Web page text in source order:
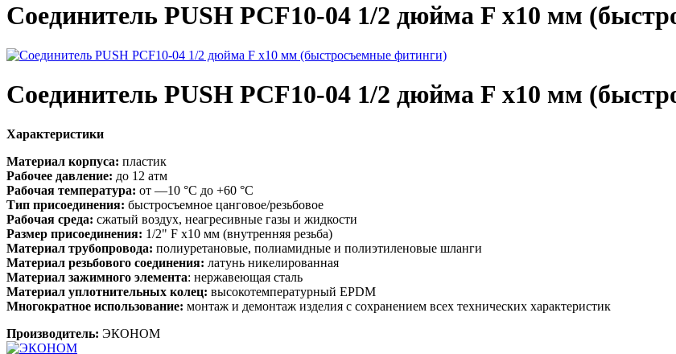
Соединитель PUSH PCF10-04 1/2 дюйма F x10 мм
Соединитель PUSH PCF10-04 1/2 дюйма F x10 мм
Характеристики
Материал корпуса: пластик
Рабочее давление: до 12 атм
Рабочая температура: от —10 °С до +60 °С
Тип присоединения: быстросъемное цанговое/резьбовое
Рабочая среда: сжатый воздух, неагресивные газы и жидкости
Размер присоединения: 1/2" F x10 мм (внутренняя резьба)
Материал трубопровода: полиуретановые, полиамидные и полиэтиленовые шланги
Материал резьбового соединения: латунь никелированная
Материал зажимного элемента: нержавеющая сталь
Материал уплотнительных колец: высокотемпературный EPDM
Многократное использование: монтаж и демонтаж изделия с сохранением всех технических характеристик
Производитель: ЭКОНОМ